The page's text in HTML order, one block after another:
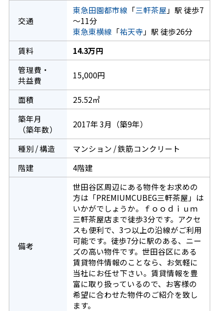
交通
東急田園都市線 「三軒茶屋 」駅 徒歩7
～11分
東急東横線 「祐天寺 」駅 徒歩26分
賃料
14.3万円
管理費・
共益費
15,000円
面積
25.52㎡
築年月
（築年数）
2017年 3月（築9年）
種別 / 構造
マンション / 鉄筋コンクリート
階建
4階建
備考
世田谷区周辺にある物件をお求めの
方は「PREMIUMCUBEG三軒茶屋」は
いかがでしょうか。ｆｏｏｄｉｕｍ
三軒茶屋店まで徒歩3分です。アクセ
スも便利で、3つ以上の沿線がご利用
可能です。徒歩7分に駅のある、ニー
ズの高い物件です。世田谷区にある
賃貸物件情報のことなら、お気軽に
当社にお任せ下さい。賃貸情報を豊
富に取り扱っているので、お客様の
希望に合わせた物件のご紹介を致し
ます。